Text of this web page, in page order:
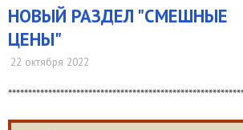
НОВЫЙ РАЗДЕЛ "СМЕШНЫЕ
ЦЕНЫ"
22 октября 2022